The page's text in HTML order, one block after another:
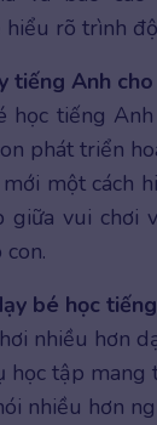
rõ trình
tiếng Anh
học tiếng
phát triển
một cách
giữa vui chơi
bé học
nhiều hơn
học tập
nhiều hơn